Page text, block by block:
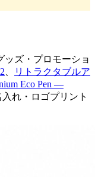
ッズ・プロモーショ
リトラクタブルア
Eco Pen —
れ・ロゴプリント